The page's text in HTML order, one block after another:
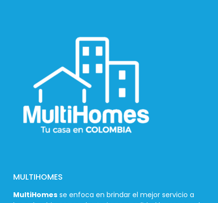
MULTIHOMES
MultiHomes se enfoca en brindar el mejor servicio a